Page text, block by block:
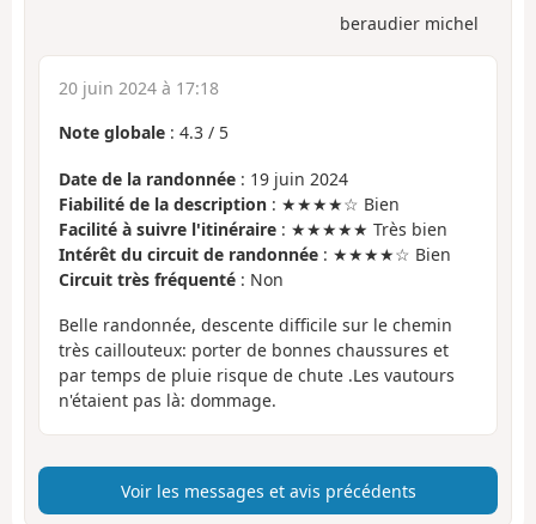
beraudier michel
20 juin 2024 à 17:18
Note globale : 4.3 / 5
Date de la randonnée : 19 juin 2024
Fiabilité de la description : ★★★★☆ Bien
Facilité à suivre l'itinéraire : ★★★★★ Très bien
Intérêt du circuit de randonnée : ★★★★☆ Bien
Circuit très fréquenté : Non
Belle randonnée, descente difficile sur le chemin
très caillouteux: porter de bonnes chaussures et
par temps de pluie risque de chute .Les vautours
n'étaient pas là: dommage.
Voir les messages et avis précédents